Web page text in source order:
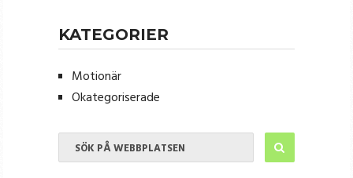
KATEGORIER
Motionär
Okategoriserade